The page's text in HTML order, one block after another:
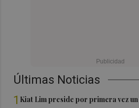
Últimas Noticias
1 Kiat Lim preside por primera vez